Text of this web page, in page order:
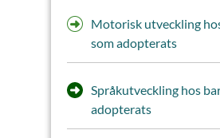
Motorisk utveckling
som adopterats
Språkutveckling hos
adopterats